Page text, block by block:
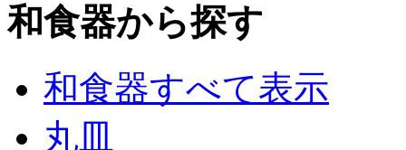
和食器から探す
和食器すべて表示
丸皿